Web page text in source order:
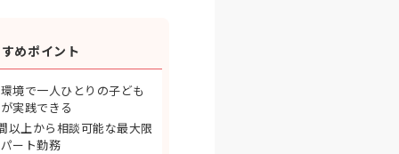
めポイント
境で一人ひとりの子ども
実践できる
以上から相談可能な最大限
ート勤務